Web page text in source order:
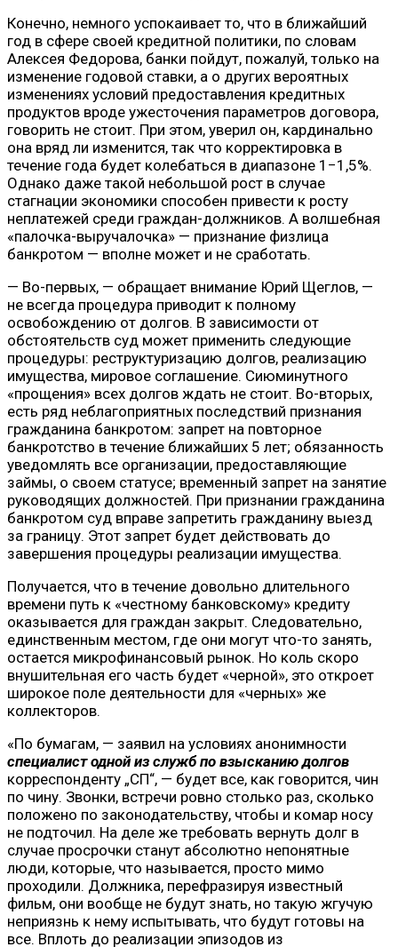
Конечно, немного успокаивает то, что в ближайший
год в сфере своей кредитной политики, по словам
Алексея Федорова, банки пойдут, пожалуй, только на
изменение годовой ставки, а о других вероятных
изменениях условий предоставления кредитных
продуктов вроде ужесточения параметров договора,
говорить не стоит. При этом, уверил он, кардинально
она вряд ли изменится, так что корректировка в
течение года будет колебаться в диапазоне 1−1,5%.
Однако даже такой небольшой рост в случае
стагнации экономики способен привести к росту
неплатежей среди граждан-должников. А волшебная
«палочка-выручалочка» — признание физлица
банкротом — вполне может и не сработать.
— Во-первых, — обращает внимание Юрий Щеглов, —
не всегда процедура приводит к полному
освобождению от долгов. В зависимости от
обстоятельств суд может применить следующие
процедуры: реструктуризацию долгов, реализацию
имущества, мировое соглашение. Сиюминутного
«прощения» всех долгов ждать не стоит. Во-вторых,
есть ряд неблагоприятных последствий признания
гражданина банкротом: запрет на повторное
банкротство в течение ближайших 5 лет; обязанность
уведомлять все организации, предоставляющие
займы, о своем статусе; временный запрет на занятие
руководящих должностей. При признании гражданина
банкротом суд вправе запретить гражданину выезд
за границу. Этот запрет будет действовать до
завершения процедуры реализации имущества.
Получается, что в течение довольно длительного
времени путь к «честному банковскому» кредиту
оказывается для граждан закрыт. Следовательно,
единственным местом, где они могут что-то занять,
остается микрофинансовый рынок. Но коль скоро
внушительная его часть будет «черной», это откроет
широкое поле деятельности для «черных» же
коллекторов.
«По бумагам, — заявил на условиях анонимности
специалист одной из служб по взысканию долгов
корреспонденту „СП“, — будет все, как говорится, чин
по чину. Звонки, встречи ровно столько раз, сколько
положено по законодательству, чтобы и комар носу
не подточил. На деле же требовать вернуть долг в
случае просрочки станут абсолютно непонятные
люди, которые, что называется, просто мимо
проходили. Должника, перефразируя известный
фильм, они вообще не будут знать, но такую жгучую
неприязнь к нему испытывать, что будут готовы на
все. Вплоть до реализации эпизодов из